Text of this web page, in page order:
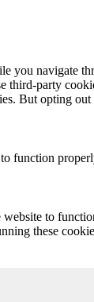
navigate
third-party
But opting
function
to
these